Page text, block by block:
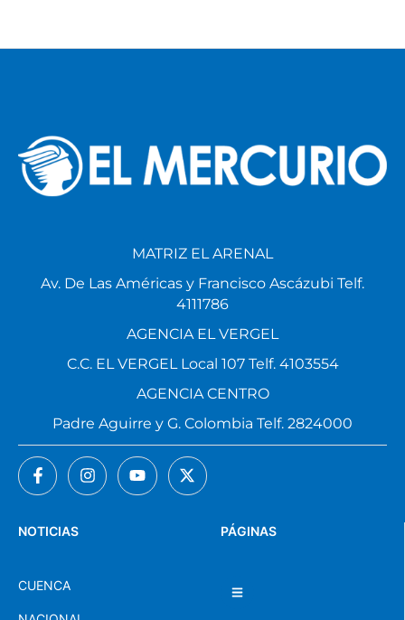
PÁGINAS
NOTICIAS
CUENCA
MATRIZ EL ARENAL
Av. De Las Américas y Francisco Ascázubi Telf.
4111786
AGENCIA EL VERGEL
C.C. EL VERGEL Local 107 Telf. 4103554
AGENCIA CENTRO
Padre Aguirre y G. Colombia Telf. 2824000